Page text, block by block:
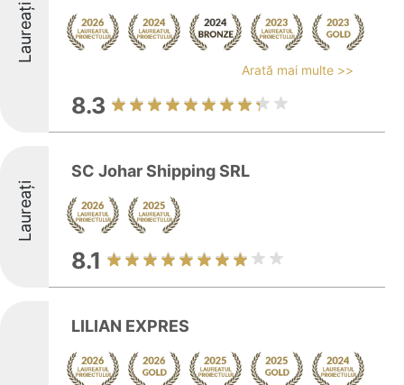
Laureați
Arată mai multe >>
8.3
Laureați
SC Johar Shipping SRL
8.1
LILIAN EXPRES